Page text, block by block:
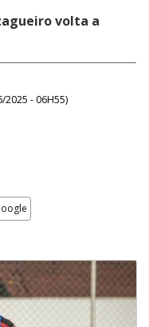
volta a
2025 - 06H55)